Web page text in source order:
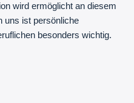
wird ermöglicht an diesem
uns ist persönliche
besonders wichtig.